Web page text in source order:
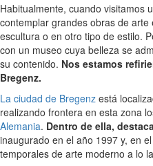
Habitualmente, cuando visitamos
contemplar grandes obras de
escultura o en otro tipo de estilo.
con un museo cuya belleza se
su contenido. Nos estamos
Bregenz.
La ciudad de Bregenz está
realizando frontera en esta zona
Alemania. Dentro de ella,
inaugurado en el año 1997 y, en
temporales de arte moderno a lo